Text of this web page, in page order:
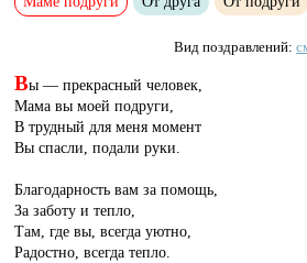
Вид поздравлений:
Вы — прекрасный человек,
Мама вы моей подруги,
В трудный для меня момент
Вы спасли, подали руки.
Благодарность вам за помощь,
За заботу и тепло,
Там, где вы, всегда уютно,
Радостно, всегда тепло.